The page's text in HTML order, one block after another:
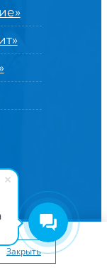
Закрыть